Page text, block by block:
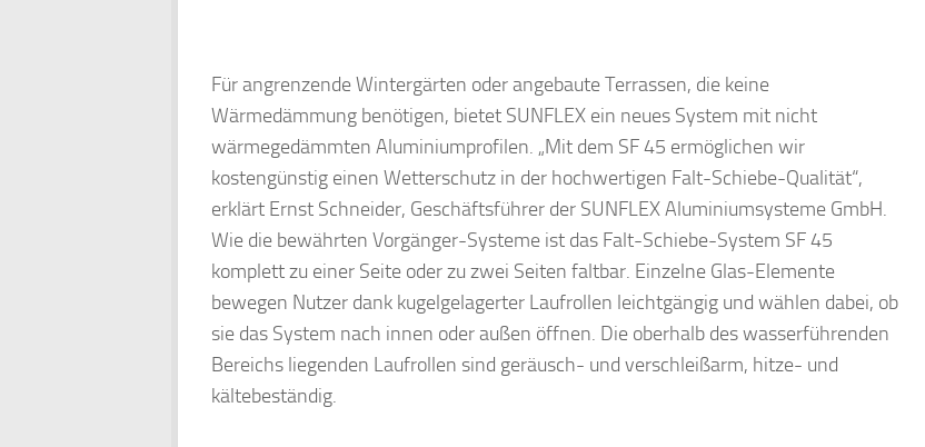
Für angrenzende Wintergärten oder angebaute Terrassen, die keine
Wärmedämmung benötigen, bietet SUNFLEX ein neues System mit nicht
wärmegedämmten Aluminiumprofilen. „Mit dem SF 45 ermöglichen wir
kostengünstig einen Wetterschutz in der hochwertigen Falt-Schiebe-Qualität“,
erklärt Ernst Schneider, Geschäftsführer der SUNFLEX Aluminiumsysteme GmbH.
Wie die bewährten Vorgänger-Systeme ist das Falt-Schiebe-System SF 45
komplett zu einer Seite oder zu zwei Seiten faltbar. Einzelne Glas-Elemente
bewegen Nutzer dank kugelgelagerter Laufrollen leichtgängig und wählen dabei, ob
sie das System nach innen oder außen öffnen. Die oberhalb des wasserführenden
Bereichs liegenden Laufrollen sind geräusch- und verschleißarm, hitze- und
kältebeständig.